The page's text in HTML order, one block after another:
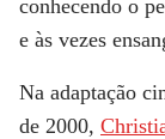
conhecendo o
e às vezes
Na adaptação
de 2000,